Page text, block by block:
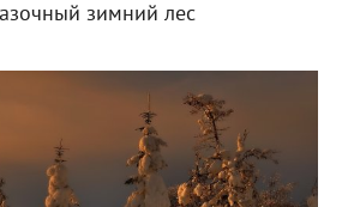
зимний лес